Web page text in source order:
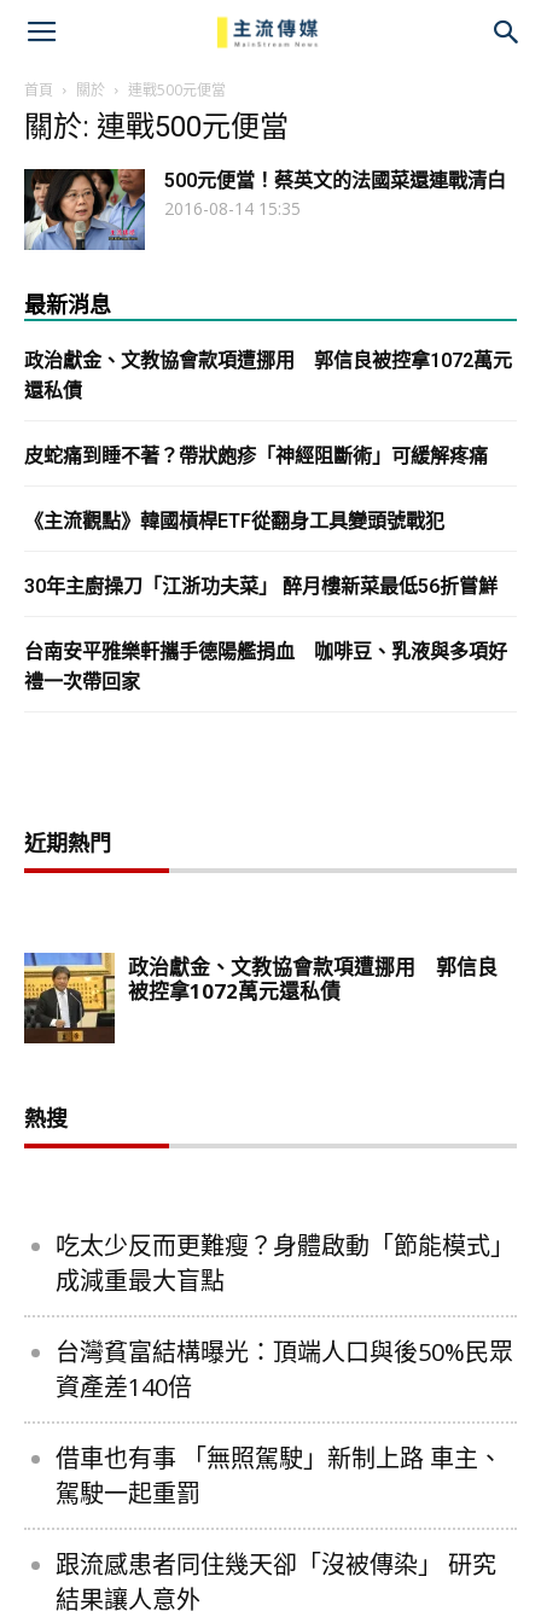
首頁 關於 連戰500元便當
關於: 連戰500元便當
500元便當！蔡英文的法國菜還連戰清白
2016-08-14 15:35
最新消息
政治獻金、文教協會款項遭挪用 郭信良被控拿1072萬元
還私債
皮蛇痛到睡不著？帶狀皰疹「神經阻斷術」可緩解疼痛
《主流觀點》韓國槓桿ETF從翻身工具變頭號戰犯
30年主廚操刀「江浙功夫菜」 醉月樓新菜最低56折嘗鮮
台南安平雅樂軒攜手德陽艦捐血 咖啡豆、乳液與多項好
禮一次帶回家
近期熱門
熱搜
吃太少反而更難瘦？身體啟動「節能模式」
成減重最大盲點
台灣貧富結構曝光：頂端人口與後50%民眾
資產差140倍
借車也有事 「無照駕駛」新制上路 車主、
駕駛一起重罰
跟流感患者同住幾天卻「沒被傳染」 研究
結果讓人意外